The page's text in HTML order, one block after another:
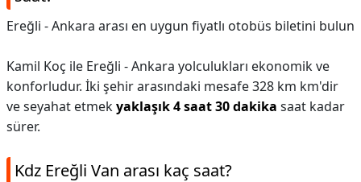
Ereğli - Ankara arası en uygun fiyatlı otobüs biletini bulun
Kamil Koç ile Ereğli - Ankara yolculukları ekonomik ve
konforludur. İki şehir arasındaki mesafe 328 km km'dir
ve seyahat etmekyaklaşık 4 saat 30 dakika saat kadar
sürer.
Kdz Ereğli Van arası kaç saat?